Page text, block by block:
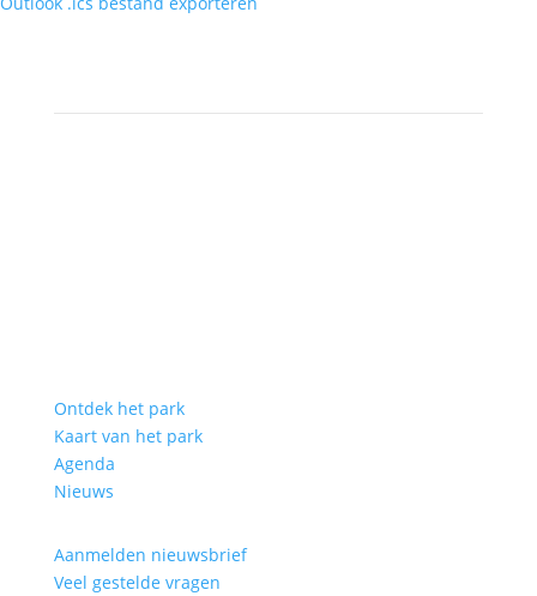
Ontdek het park
Kaart van het park
Agenda
Nieuws
Aanmelden nieuwsbrief
Veel gestelde vragen